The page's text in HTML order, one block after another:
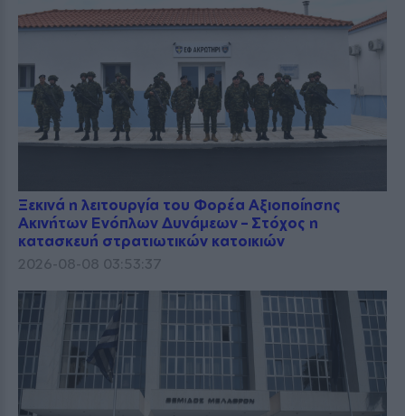
Ξεκινά η λειτουργία του Φορέα Αξιοποίησης
Ακινήτων Ενόπλων Δυνάμεων – Στόχος η
κατασκευή στρατιωτικών κατοικιών
2026-08-08 03:53:37